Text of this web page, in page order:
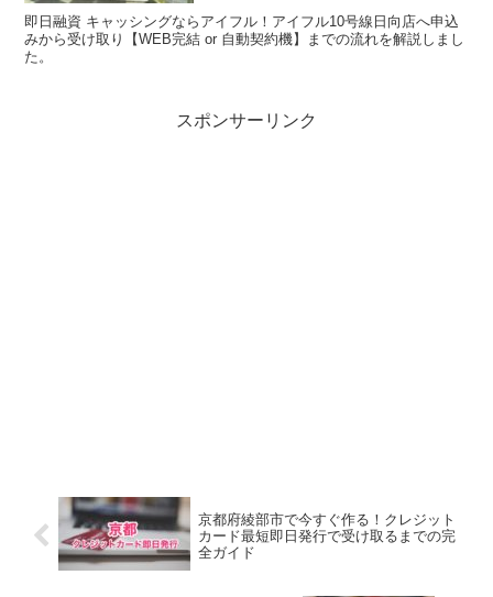
即日融資 キャッシングならアイフル！アイフル10号線日向店へ申込
みから受け取り【WEB完結 or 自動契約機】までの流れを解説しまし
た。
スポンサーリンク
京都府綾部市で今すぐ作る！クレジット
カード最短即日発行で受け取るまでの完
全ガイド